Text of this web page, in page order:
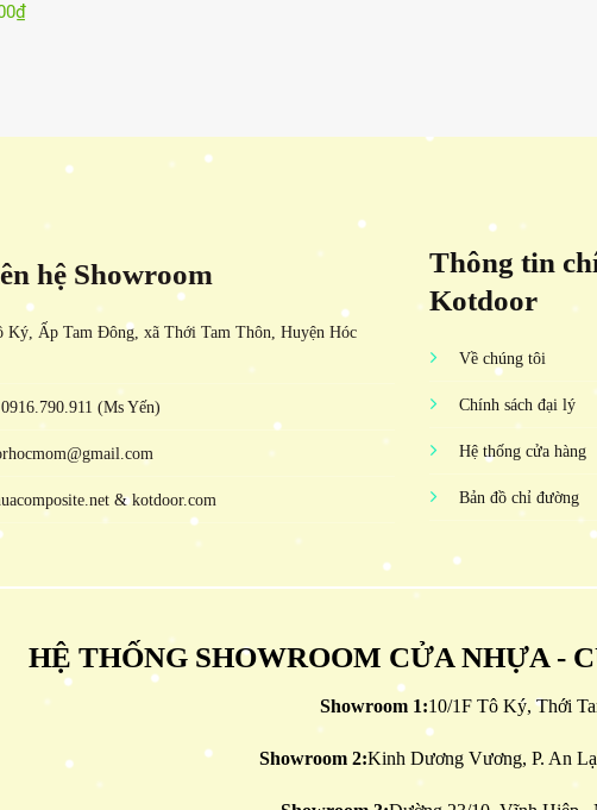
₫
hệ Showroom
Ký, Ấp Tam Đông, xã Thới Tam Thôn, Huyện Hóc
(Ms Yến)
& kotdoor.com
Thông tin
Kotdoor
Về chúng tôi
Chính sách đại lý
Hệ thống cửa hàng
Bản đồ chỉ đường
HỆ THỐNG SHOWROOM CỬA NHỰA -
Showroom 1:10/1F Tô Ký, Thới
Showroom 2:Kinh Dương Vương, P. An